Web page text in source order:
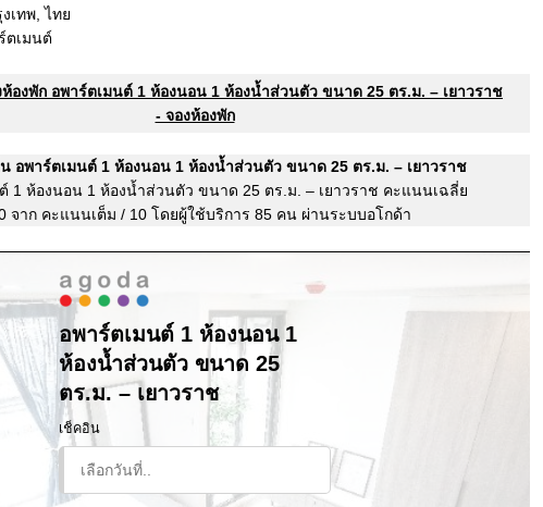
เทพ, ไทย
ตเมนต์
องพัก อพาร์ตเมนต์ 1 ห้องนอน 1 ห้องน้ำส่วนตัว ขนาด 25 ตร.ม. – เยาวราช
- จองห้องพัก
อพาร์ตเมนต์ 1 ห้องนอน 1 ห้องน้ำส่วนตัว ขนาด 25 ตร.ม. – เยาวราช
1 ห้องนอน 1 ห้องน้ำส่วนตัว ขนาด 25 ตร.ม. – เยาวราช คะแนนเฉลี่ย
จาก คะแนนเต็ม / 10โดยผู้ใช้บริการ 85คน ผ่านระบบอโกด้า
อพาร์ตเมนต์ 1 ห้องนอน 1
ห้องน้ำส่วนตัว ขนาด 25
ตร.ม. – เยาวราช
เช็คอิน